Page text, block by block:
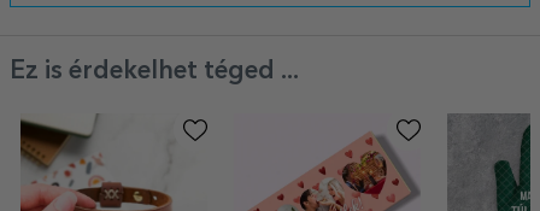
Ez is érdekelhet téged ...